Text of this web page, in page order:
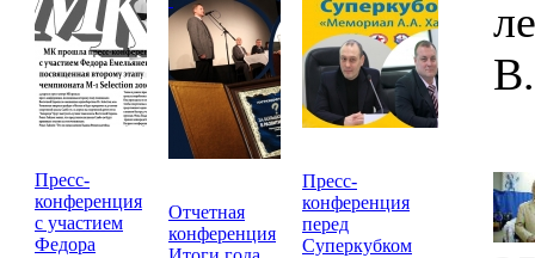
Пресс-
конференция
с участием
Федора
Отчетная
конференция
Пресс-
конференция
перед
Суперкубком